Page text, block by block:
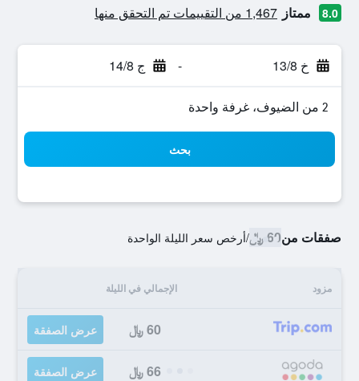
8.0 ممتاز 1,467 من التقييمات تم التحقق منها
خ 13/8 - ج 14/8
2 من الضيوف، غرفة واحدة
بحث
صفقات من60 ﷼ /أرخص سعر الليلة الواحدة
مزود الإجمالي في الليلة
60 ﷼ عرض الصفقة
66 ﷼ عرض الصفقة